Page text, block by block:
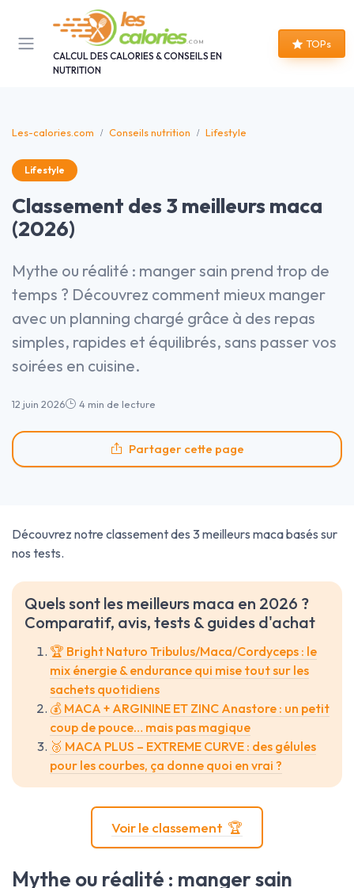
CALCUL DES CALORIES & CONSEILS EN
NUTRITION
TOPs
Les-calories.com Conseils nutrition Lifestyle
Lifestyle
Classement des 3 meilleurs maca
(2026)
Mythe ou réalité : manger sain prend trop de
temps ? Découvrez comment mieux manger
avec un planning chargé grâce à des repas
simples, rapides et équilibrés, sans passer vos
soirées en cuisine.
12 juin 2026 4 min de lecture
Partager cette page
Découvrez notre classement des 3 meilleurs maca basés sur
nos tests.
Quels sont les meilleurs maca en 2026 ?
Comparatif, avis, tests & guides d'achat
🏆 Bright Naturo Tribulus/Maca/Cordyceps : le
mix énergie & endurance qui mise tout sur les
sachets quotidiens
💰 MACA + ARGININE ET ZINC Anastore : un petit
coup de pouce… mais pas magique
🥉 MACA PLUS – EXTREME CURVE : des gélules
pour les courbes, ça donne quoi en vrai ?
Voir le classement 🏆
Mythe ou réalité : manger sain
Panneau de gestion des cookies